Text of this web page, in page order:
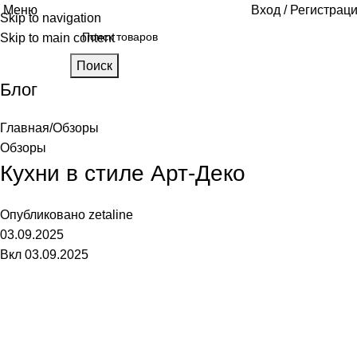
Skip to navigation
Skip to main content
Меню Вход /
Поиск
Блог
Главная Обзоры
Обзоры
Кухни в стиле Арт-Деко
Опубликовано zetaline
03.09.2025
Вкл 03.09.2025